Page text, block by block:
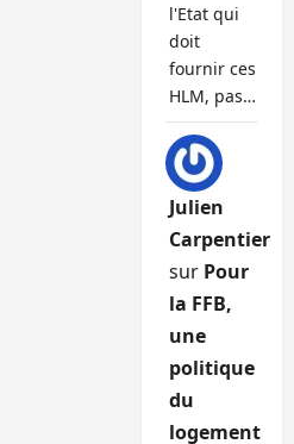
l'Etat qui
doit
fournir ces
HLM, pas…
Julien
Carpentier
sur Pour
la FFB,
une
politique
du
logement